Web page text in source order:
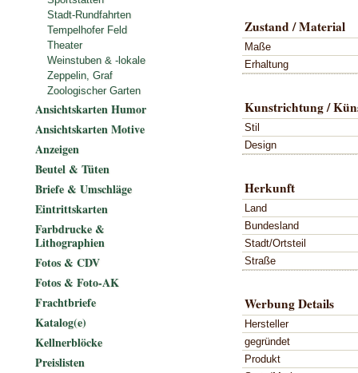
Zustand / Material
Maße
Erhaltung
Kunstrichtung /
Stil
Design
Herkunft
Land
Bundesland
Stadt/Ortsteil
Straße
Werbung Details
Hersteller
gegründet
Produkt
Stadt-Rundfahrten
Tempelhofer Feld
Theater
Weinstuben & -lokale
Zeppelin, Graf
Zoologischer Garten
Ansichtskarten Humor
Ansichtskarten Motive
Anzeigen
Beutel & Tüten
Briefe & Umschläge
Eintrittskarten
Farbdrucke &
Lithographien
Fotos & CDV
Fotos & Foto-AK
Frachtbriefe
Katalog(e)
Kellnerblöcke
Preislisten